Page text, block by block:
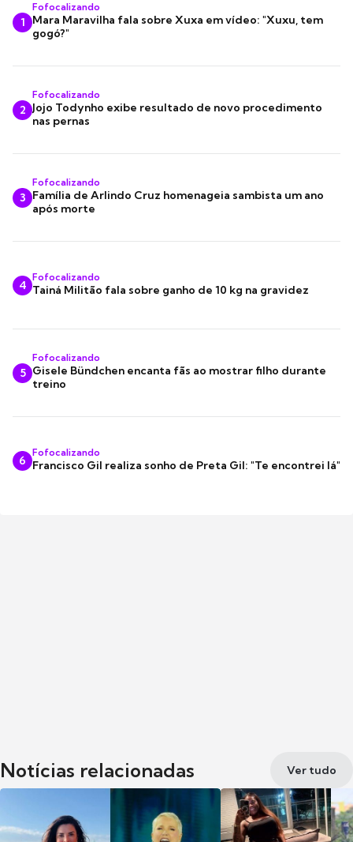
1
Fofocalizando
Mara Maravilha fala sobre Xuxa em vídeo: "Xuxu, tem
gogó?"
2
Fofocalizando
Jojo Todynho exibe resultado de novo procedimento
nas pernas
3
Fofocalizando
Família de Arlindo Cruz homenageia sambista um ano
após morte
4
Fofocalizando
Tainá Militão fala sobre ganho de 10 kg na gravidez
5
Fofocalizando
Gisele Bündchen encanta fãs ao mostrar filho durante
treino
6
Fofocalizando
Francisco Gil realiza sonho de Preta Gil: "Te encontrei lá"
Notícias relacionadas Ver tudo